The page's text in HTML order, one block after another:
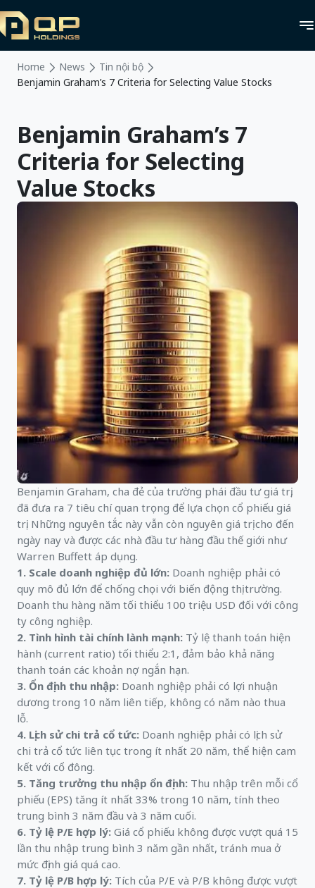
Home News
Tin nội bộ
Benjamin Graham’s 7 Criteria for Selecting Value Stocks
Benjamin Graham’s 7
Criteria for Selecting
Value Stocks
Benjamin Graham, cha đẻ của trường phái đầu tư giá trị,
đã đưa ra 7 tiêu chí quan trọng để lựa chọn cổ phiếu giá
trị. Những nguyên tắc này vẫn còn nguyên giá trị cho đến
ngày nay và được các nhà đầu tư hàng đầu thế giới như
Warren Buffett áp dụng.
1. Scale doanh nghiệp đủ lớn: Doanh nghiệp phải có
quy mô đủ lớn để chống chọi với biến động thị trường.
Doanh thu hàng năm tối thiểu 100 triệu USD đối với công
ty công nghiệp.
2. Tình hình tài chính lành mạnh: Tỷ lệ thanh toán hiện
hành (current ratio) tối thiểu 2:1, đảm bảo khả năng
thanh toán các khoản nợ ngắn hạn.
3. Ổn định thu nhập: Doanh nghiệp phải có lợi nhuận
dương trong 10 năm liên tiếp, không có năm nào thua
lỗ.
4. Lịch sử chi trả cổ tức: Doanh nghiệp phải có lịch sử
chi trả cổ tức liên tục trong ít nhất 20 năm, thể hiện cam
kết với cổ đông.
5. Tăng trưởng thu nhập ổn định: Thu nhập trên mỗi cổ
phiếu (EPS) tăng ít nhất 33% trong 10 năm, tính theo
trung bình 3 năm đầu và 3 năm cuối.
6. Tỷ lệ P/E hợp lý: Giá cổ phiếu không được vượt quá 15
lần thu nhập trung bình 3 năm gần nhất, tránh mua ở
mức định giá quá cao.
7. Tỷ lệ P/B hợp lý: Tích của P/E và P/B không được vượt